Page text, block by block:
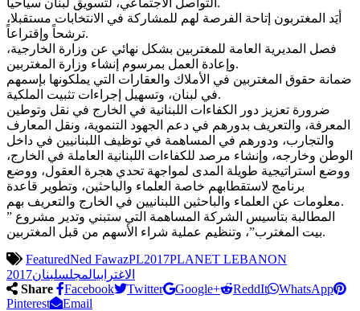
أيَد المغتربون إتاحة الفرصة لهم للمشاركة في الانتخابات مستقبلا،
ترشحاً وإقتراعاً.
فصل المديرية العامة للمغتربين بشكل نهائي عن وزارة الخارجية،
وإعادة العمل بمرسوم إنشاء وزارة المغتربين.
ضمانة حقوق المغتربين في الأملاك والعقارات التي يملكونها بإسمهم
في لبنان، وتسهيل إجراءات تثبيت الملكية.
ضرورة تعزيز دور الكفاءات اللبنانية في الخارج في نقل وتوطين
المعرفة، والتعريف بدورهم في دعم الجهود التنموية، ونقل المعارف
والتجارب، ودورهم في المساهمة في توظيف اللبنانيين في داخل
الوطن وخارجه، وإنشاء مرصد للكفاءات اللبنانية العاملة في الخارج،
ووضع استراتيجية طويلة المدى لمواجهة تحدي هجرة العقول، ووضع
برنامج لاستقطابهم خاصة العلماء والباحثين، وتطوير قاعدة
معلومات عن العلماء والباحثين اللبنانيين في الخارج والتعريف بهم.
المطالبة بتأسيس الشركة المساهمة التي ستبني وتدير مشروع ”
بيت المغترب”، وتنظيم عملية شراء الأسهم من قبل المغتربين.
FeaturedNed FawazPL2017PLANET LEBANON
2017
الاغترابيالمجلسلبنان
Share
Facebook Twitter Google+ ReddIt
WhatsApp
Pinterest
Email